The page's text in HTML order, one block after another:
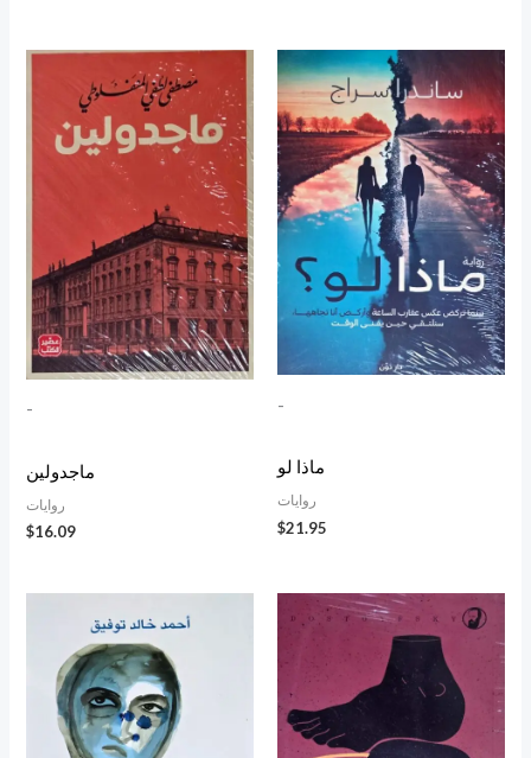
-
ماجدولين
روايات
$16.09
-
ماذا لو
روايات
$21.95